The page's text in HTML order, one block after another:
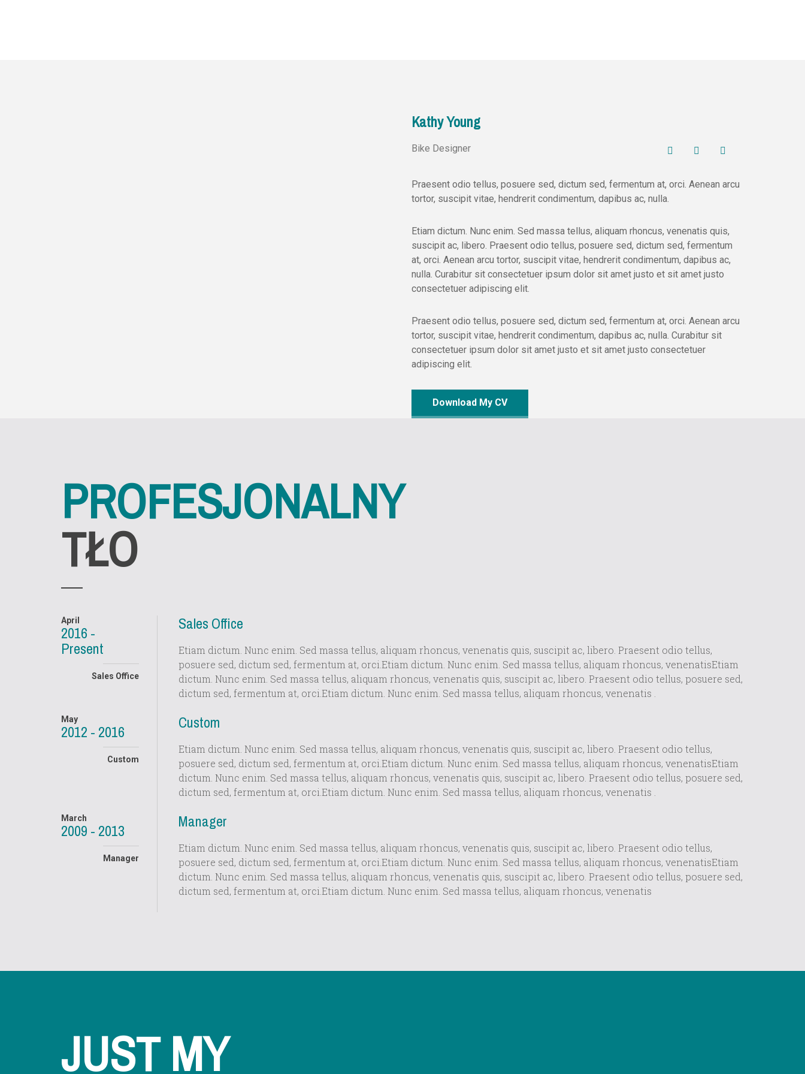
Kathy Young
Bike Designer
Praesent odio tellus, posuere sed, dictum sed, fermentum at, orci. Aenean arcu
tortor, suscipit vitae, hendrerit condimentum, dapibus ac, nulla.
Etiam dictum. Nunc enim. Sed massa tellus, aliquam rhoncus, venenatis quis,
suscipit ac, libero. Praesent odio tellus, posuere sed, dictum sed, fermentum
at, orci. Aenean arcu tortor, suscipit vitae, hendrerit condimentum, dapibus ac,
nulla. Curabitur sit consectetuer ipsum dolor sit amet justo et sit amet justo
consectetuer adipiscing elit.
Praesent odio tellus, posuere sed, dictum sed, fermentum at, orci. Aenean arcu
tortor, suscipit vitae, hendrerit condimentum, dapibus ac, nulla. Curabitur sit
consectetuer ipsum dolor sit amet justo et sit amet justo consectetuer
adipiscing elit.
Download My CV
PROFESJONALNY
TŁO
April
2016 -
Present
Sales Office
Sales Office
Etiam dictum. Nunc enim. Sed massa tellus, aliquam rhoncus, venenatis quis, suscipit ac, libero. Praesent odio tellus,
posuere sed, dictum sed, fermentum at, orci.Etiam dictum. Nunc enim. Sed massa tellus, aliquam rhoncus, venenatisEtiam
dictum. Nunc enim. Sed massa tellus, aliquam rhoncus, venenatis quis, suscipit ac, libero. Praesent odio tellus, posuere sed,
dictum sed, fermentum at, orci.Etiam dictum. Nunc enim. Sed massa tellus, aliquam rhoncus, venenatis .
May
2012 - 2016
Custom
Custom
Etiam dictum. Nunc enim. Sed massa tellus, aliquam rhoncus, venenatis quis, suscipit ac, libero. Praesent odio tellus,
posuere sed, dictum sed, fermentum at, orci.Etiam dictum. Nunc enim. Sed massa tellus, aliquam rhoncus, venenatisEtiam
dictum. Nunc enim. Sed massa tellus, aliquam rhoncus, venenatis quis, suscipit ac, libero. Praesent odio tellus, posuere sed,
dictum sed, fermentum at, orci.Etiam dictum. Nunc enim. Sed massa tellus, aliquam rhoncus, venenatis .
March
2009 - 2013
Manager
Manager
Etiam dictum. Nunc enim. Sed massa tellus, aliquam rhoncus, venenatis quis, suscipit ac, libero. Praesent odio tellus,
posuere sed, dictum sed, fermentum at, orci.Etiam dictum. Nunc enim. Sed massa tellus, aliquam rhoncus, venenatisEtiam
dictum. Nunc enim. Sed massa tellus, aliquam rhoncus, venenatis quis, suscipit ac, libero. Praesent odio tellus, posuere sed,
dictum sed, fermentum at, orci.Etiam dictum. Nunc enim. Sed massa tellus, aliquam rhoncus, venenatis
JUST MY